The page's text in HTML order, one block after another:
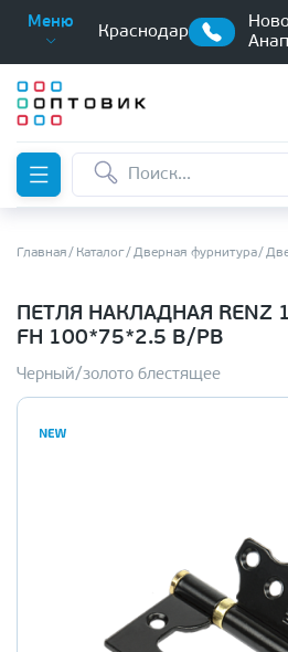
Меню
Краснодар
Главная Каталог Дверная фурнитура
ПЕТЛЯ НАКЛАДНАЯ RENZ
FH 100*75*2.5 B/PB
Черный/золото блестящее